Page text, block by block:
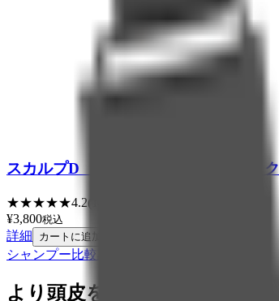
スカルプD 薬用育毛スカルプトニック
★★★★★4.2(
¥3,800税込
詳細 カートに追加
シャンプー比較詳細
より頭皮をケアしたい方は